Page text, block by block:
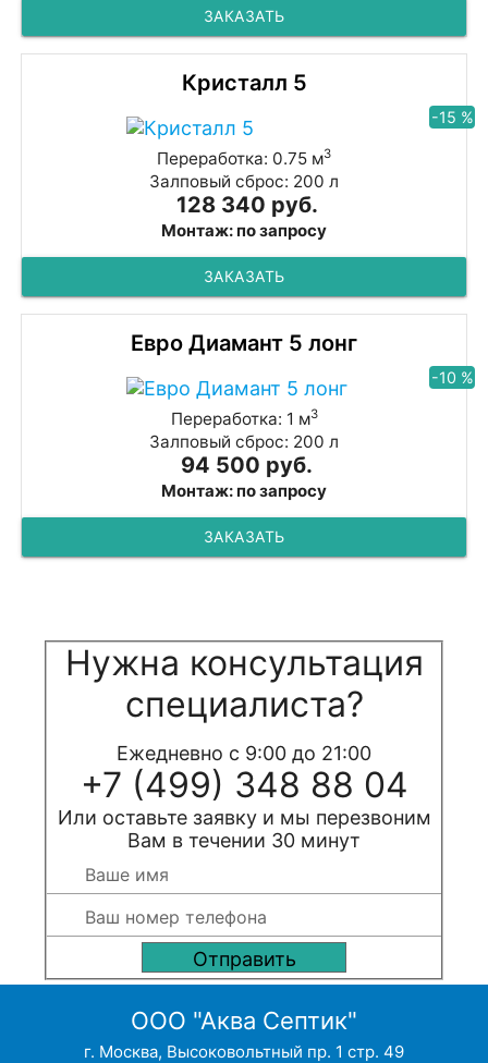
ЗАКАЗАТЬ
Кристалл 5
-15 %
Переработка: 0.75 м3
Залповый сброс: 200 л
128 340 руб.
Монтаж: по запросу
ЗАКАЗАТЬ
Евро Диамант 5 лонг
-10 %
Переработка: 1 м3
Залповый сброс: 200 л
94 500 руб.
Монтаж: по запросу
ЗАКАЗАТЬ
Нужна консультация
специалиста?
Ежедневно с 9:00 до 21:00
+7 (499) 348 88 04
Или оставьте заявку и мы перезвоним
Вам в течении 30 минут
ООО "Аква Септик"
г. Москва, Высоковольтный пр. 1 стр. 49